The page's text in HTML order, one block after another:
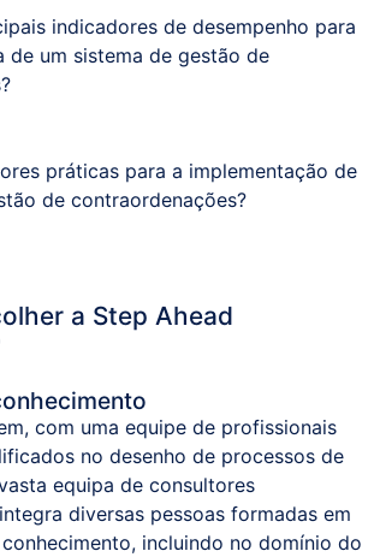
indicadores de desempenho para
de um sistema de gestão de
práticas para a implementação de
de contraordenações?
a Step Ahead
com uma equipe de profissionais
no desenho de processos de
equipa de consultores
diversas pessoas formadas em
incluindo no domínio do